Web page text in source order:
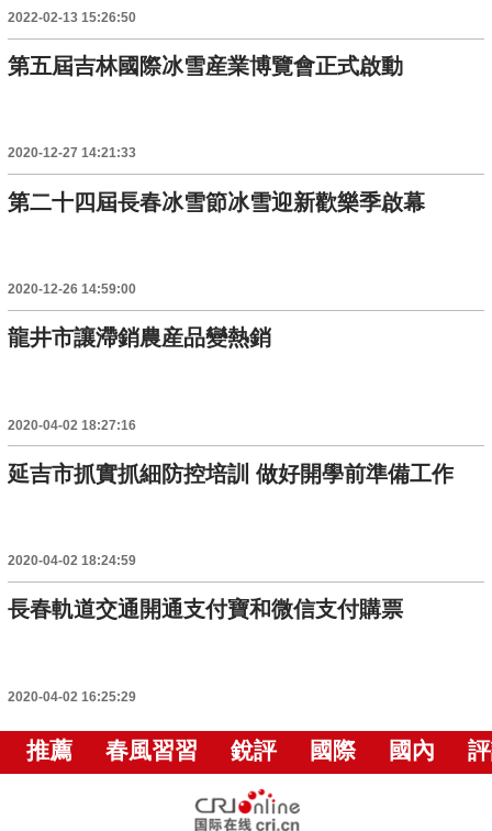
2022-02-13 15:26:50
第五屆吉林國際冰雪産業博覽會正式啟動
2020-12-27 14:21:33
第二十四屆長春冰雪節冰雪迎新歡樂季啟幕
2020-12-26 14:59:00
龍井市讓滯銷農産品變熱銷
2020-04-02 18:27:16
延吉市抓實抓細防控培訓 做好開學前準備工作
2020-04-02 18:24:59
長春軌道交通開通支付寶和微信支付購票
2020-04-02 16:25:29
推薦 春風習習 銳評 國際 國內